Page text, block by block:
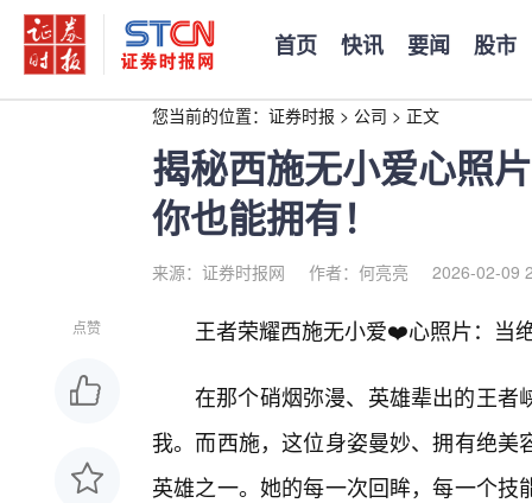
首页 快讯 要闻 股市
您当前的位置： 证券时报 > 公司 > 正文
揭秘西施无小爱心照
你也能拥有！
来源：证券时报网 作者：何亮亮 2026-02-09
点赞 王者荣耀西施无小爱❤️心照片：当
在那个硝烟弥漫、英雄辈出的王者
我。而西施，这位身姿曼妙、拥有绝
英雄之一。她的每一次回眸，每一个